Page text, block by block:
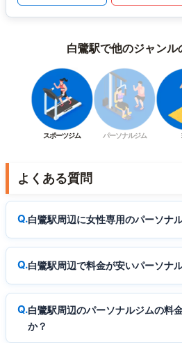
白鷺駅で他のジャンル
スポーツジム パーソナルジム
よくある質問
白鷺駅周辺に女性専用のパーソナ
白鷺駅周辺で料金が安いパーソナ
白鷺駅周辺のパーソナルジムの料
か？